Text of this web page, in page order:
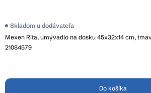
Mexen Rita, umývadlo na dosku 45x32x14 cm,
21084579
Skladom u dodávateľa
Do košíka